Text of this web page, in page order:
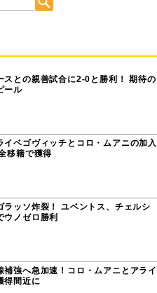
スとの親善試合に2-0と勝利！ 期待の
ール
イベゴヴィッチとコロ・ムアニの加入
移籍で獲得
ラッソ炸裂！ ユベントス、チェルシ
ウノゼロ勝利
補強へ急加速！コロ・ムアニとアライ
得間近に